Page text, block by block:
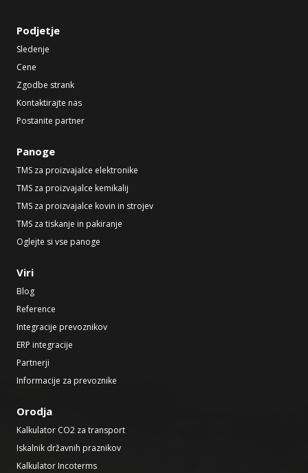
Podjetje
Sledenje
Cene
Zgodbe strank
Kontaktirajte nas
Postanite partner
Panoge
TMS za proizvajalce elektronike
TMS za proizvajalce kemikalij
TMS za proizvajalce kovin in strojev
TMS za tiskanje in pakiranje
Oglejte si vse panoge
Viri
Blog
Reference
Integracije prevoznikov
ERP integracije
Partnerji
Informacije za prevoznike
Orodja
Kalkulator CO2 za transport
Iskalnik državnih praznikov
Kalkulator Incoterms